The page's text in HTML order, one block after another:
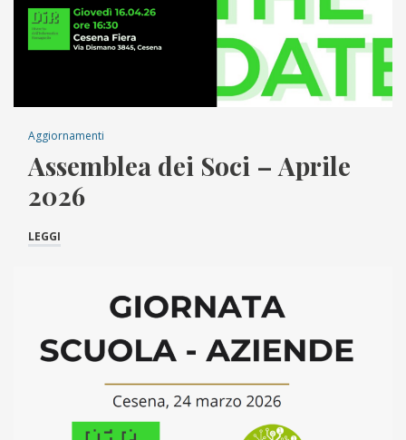
Aggiornamenti
Assemblea dei Soci – Aprile
2026
LEGGI